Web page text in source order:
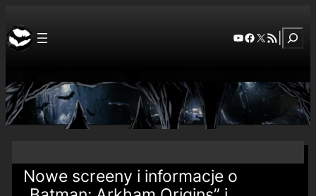
YouTube
Facebook
X RSS Feed
Nowe screeny i informacje o